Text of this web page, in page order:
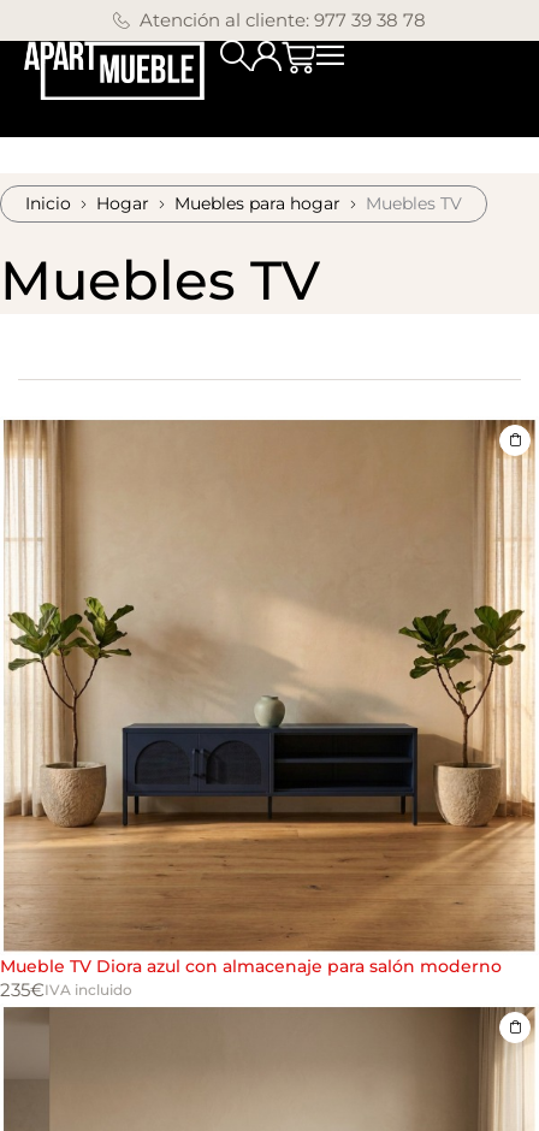
Atención al cliente: 977 39 38 78
Inicio Hogar Muebles para hogar Muebles TV
Muebles TV
Mueble TV Diora azul con almacenaje para salón moderno
235€IVA incluido